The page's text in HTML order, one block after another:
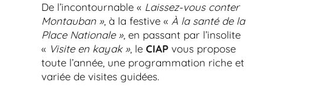
De l’incontournable « Laissez-vous conter
Montauban », à la festive « À la santé de la
Place Nationale », en passant par l’insolite
« Visite en kayak », le CIAP vous propose
toute l’année, une programmation riche et
variée de visites guidées.